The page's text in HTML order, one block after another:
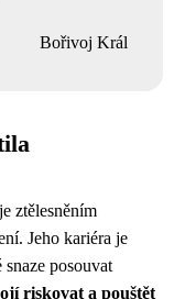
Bořivoj Král
ztělesněním
Jeho kariéra je
posouvat
riskovat a pouštět